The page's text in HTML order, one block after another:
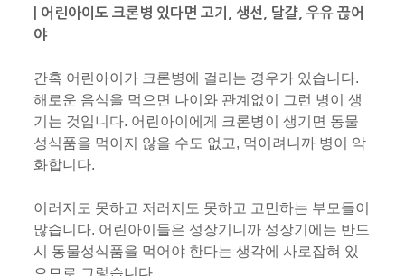
| 어린아이도 크론병 있다면 고기, 생선, 달걀, 우유 끊어
야
간혹 어린아이가 크론병에 걸리는 경우가 있습니다.
해로운 음식을 먹으면 나이와 관계없이 그런 병이 생
기는 것입니다. 어린아이에게 크론병이 생기면 동물
성식품을 먹이지 않을 수도 없고, 먹이려니까 병이 악
화합니다.
이러지도 못하고 저러지도 못하고 고민하는 부모들이
많습니다. 어린아이들은 성장기니까 성장기에는 반드
시 동물성식품을 먹어야 한다는 생각에 사로잡혀 있
으므로 그렇습니다.